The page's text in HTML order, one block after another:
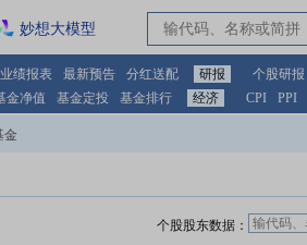
妙想大模型
业绩报表 最新预告 分红送配 研报 个股研报
金净值 基金定投 基金排行 经济 CPI PPI
金
个股股东数据：